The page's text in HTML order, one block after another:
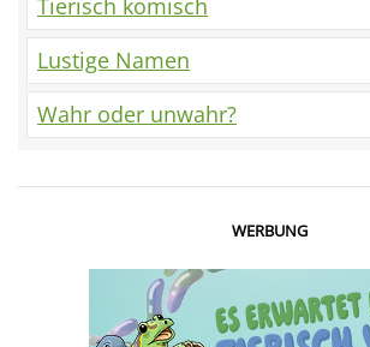
Tierisch komisch
Lustige Namen
Wahr oder unwahr?
WERBUNG